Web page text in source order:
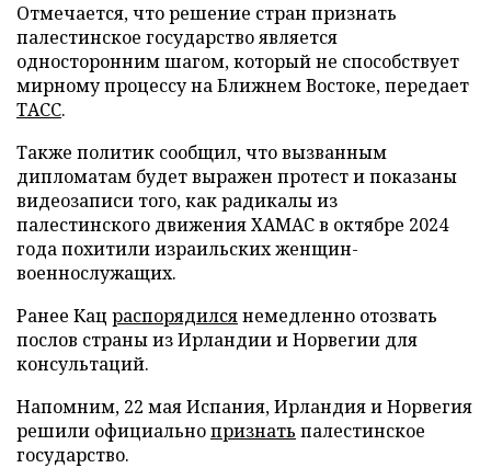
Отмечается, что решение стран признать
палестинское государство является
односторонним шагом, который не способствует
мирному процессу на Ближнем Востоке, передает
ТАСС.
Также политик сообщил, что вызванным
дипломатам будет выражен протест и показаны
видеозаписи того, как радикалы из
палестинского движения ХАМАС в октябре 2024
года похитили израильских женщин-
военнослужащих.
Ранее Кац распорядилсянемедленно отозвать
послов страны из Ирландии и Норвегии для
консультаций.
Напомним, 22 мая Испания, Ирландия и Норвегия
решили официальнопризнать палестинское
государство.